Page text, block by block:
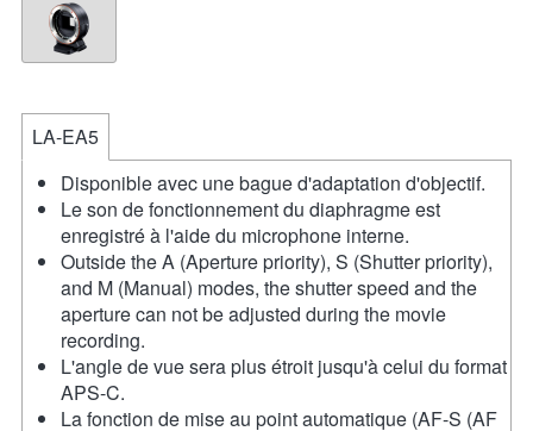
LA-EA5
Disponible avec une bague d'adaptation d'objectif.
Le son de fonctionnement du diaphragme est
enregistré à l'aide du microphone interne.
Outside the A (Aperture priority), S (Shutter priority),
and M (Manual) modes, the shutter speed and the
aperture can not be adjusted during the movie
recording.
L'angle de vue sera plus étroit jusqu'à celui du format
APS-C.
La fonction de mise au point automatique (AF-S (AF